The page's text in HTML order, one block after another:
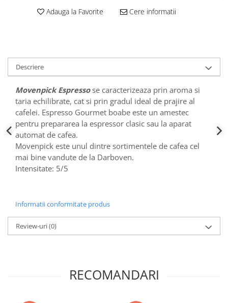
Adauga la Favorite Cere informatii
Descriere
Movenpick Espresso se caracterizeaza prin aroma si
taria echilibrate, cat si prin gradul ideal de prajire al
cafelei. Espresso Gourmet boabe este un amestec
pentru prepararea la espressor clasic sau la aparat
automat de cafea.
Movenpick este unul dintre sortimentele de cafea cel
mai bine vandute de la Darboven.
Intensitate: 5/5
Informatii conformitate produs
Review-uri(0)
RECOMANDARI